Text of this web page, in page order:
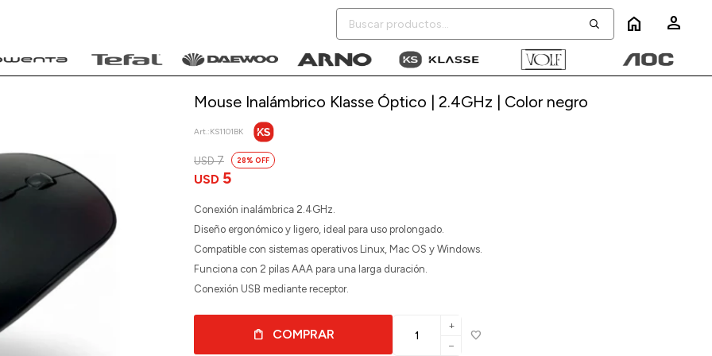
home
Mouse Inalámbrico Klasse Óptico | 2.4GHz | Color negro
KS1101BK
USD 5
USD 7 28
Conexión inalámbrica 2.4GHz.
Diseño ergonómico y ligero, ideal para uso prolongado.
Compatible con sistemas operativos Linux, Mac OS y Windows.
Funciona con 2 pilas AAA para una larga duración.
Conexión USB mediante receptor.
COMPRAR
add
remove
NOTIFICARME